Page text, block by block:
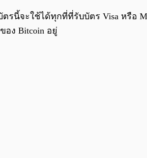
นี้จะใช้ได้ทุกที่ที่รับบัตร Visa หรือ
ง Bitcoin อยู่